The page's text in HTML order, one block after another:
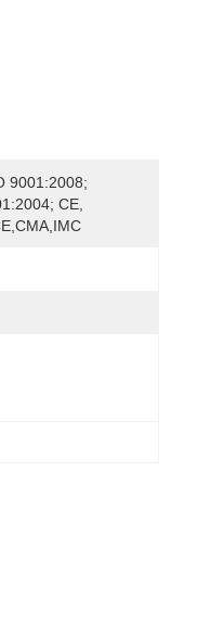
9001:2008;
CE,